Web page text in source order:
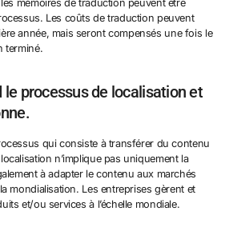
mémoires de traduction peuvent être
Les coûts de traduction peuvent
année, mais seront compensés une fois le
terminé.
le processus de localisation et
qui consiste à transférer du contenu
n’implique pas uniquement la
à adapter le contenu aux marchés
mondialisation. Les entreprises gèrent et
et/ou services à l’échelle mondiale.